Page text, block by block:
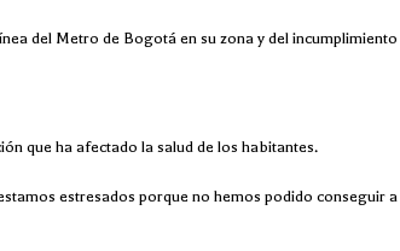
del Metro de Bogotá en su zona y del
que ha afectado la salud de los habitantes.
estresados porque no hemos podido